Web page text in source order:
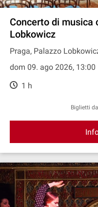
Concerto di musica
Lobkowicz
Praga, Palazzo
dom 09. ago 2026, 13:00
1 h
Biglietti da